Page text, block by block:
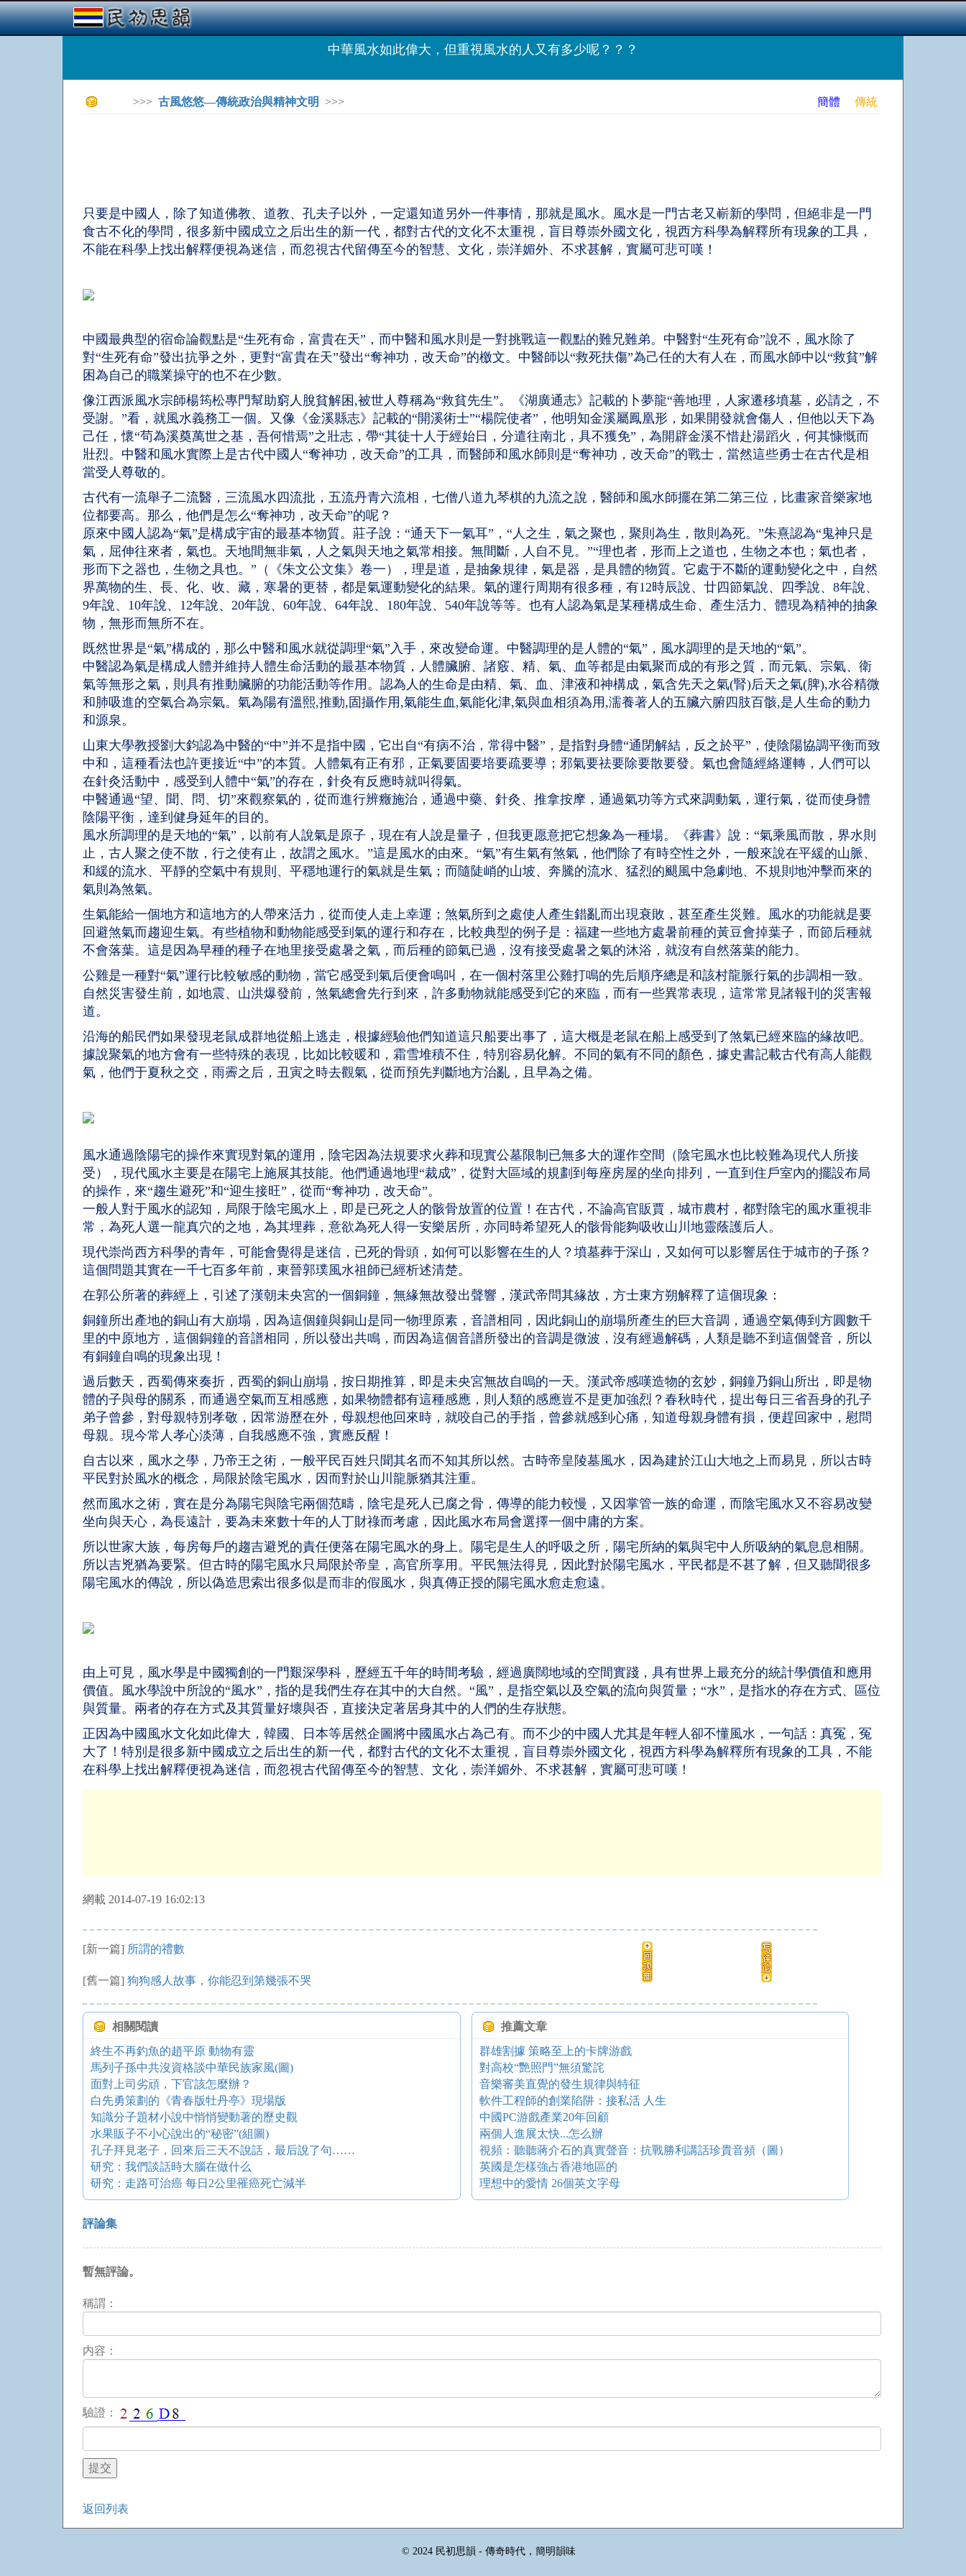
中華風水如此偉大，但重視風水的人又有多少呢？？？
>>> 古風悠悠—傳統政治與精神文明 >>> 簡體 傳統
只要是中國人，除了知道佛教、道教、孔夫子以外，一定還知道另外一件事情，那就是風水。風水是一門古老又嶄新的學問，但絕非是一門
食古不化的學問，很多新中國成立之后出生的新一代，都對古代的文化不太重視，盲目尊崇外國文化，視西方科學為解釋所有現象的工具，
不能在科學上找出解釋便視為迷信，而忽視古代留傳至今的智慧、文化，崇洋媚外、不求甚解，實屬可悲可嘆！
中國最典型的宿命論觀點是“生死有命，富貴在天”，而中醫和風水則是一對挑戰這一觀點的難兄難弟。中醫對“生死有命”說不，風水除了
對“生死有命”發出抗爭之外，更對“富貴在天”發出“奪神功，改天命”的檄文。中醫師以“救死扶傷”為己任的大有人在，而風水師中以“救貧”解
困為自己的職業操守的也不在少數。
像江西派風水宗師楊筠松專門幫助窮人脫貧解困,被世人尊稱為“救貧先生”。《湖廣通志》記載的卜夢龍“善地理，人家遷移墳墓，必請之，不
受謝。”看，就風水義務工一個。又像《金溪縣志》記載的“開溪術士”“楊院使者”，他明知金溪屬鳳凰形，如果開發就會傷人，但他以天下為
己任，懷“茍為溪奠萬世之基，吾何惜焉”之壯志，帶“其徒十人于經始日，分遣往南北，具不獲免”，為開辟金溪不惜赴湯蹈火，何其慷慨而
壯烈。中醫和風水實際上是古代中國人“奪神功，改天命”的工具，而醫師和風水師則是“奪神功，改天命”的戰士，當然這些勇士在古代是相
當受人尊敬的。
古代有一流舉子二流醫，三流風水四流批，五流丹青六流相，七僧八道九琴棋的九流之說，醫師和風水師擺在第二第三位，比畫家音樂家地
位都要高。那么，他們是怎么“奪神功，改天命”的呢？
原來中國人認為“氣”是構成宇宙的最基本物質。莊子說：“通天下一氣耳”，“人之生，氣之聚也，聚則為生，散則為死。”朱熹認為“鬼神只是
氣，屈伸往來者，氣也。天地間無非氣，人之氣與天地之氣常相接。無間斷，人自不見。”“理也者，形而上之道也，生物之本也；氣也者，
形而下之器也，生物之具也。”（《朱文公文集》卷一），理是道，是抽象規律，氣是器，是具體的物質。它處于不斷的運動變化之中，自然
界萬物的生、長、化、收、藏，寒暑的更替，都是氣運動變化的結果。氣的運行周期有很多種，有12時辰說、廿四節氣說、四季說、8年說、
9年說、10年說、12年說、20年說、60年說、64年說、180年說、540年說等等。也有人認為氣是某種構成生命、產生活力、體現為精神的抽象
物，無形而無所不在。
既然世界是“氣”構成的，那么中醫和風水就從調理“氣”入手，來改變命運。中醫調理的是人體的“氣”，風水調理的是天地的“氣”。
中醫認為氣是構成人體并維持人體生命活動的最基本物質，人體臟腑、諸竅、精、氣、血等都是由氣聚而成的有形之質，而元氣、宗氣、衛
氣等無形之氣，則具有推動臟腑的功能活動等作用。認為人的生命是由精、氣、血、津液和神構成，氣含先天之氣(腎)后天之氣(脾),水谷精微
和肺吸進的空氣合為宗氣。氣為陽有溫熙,推動,固攝作用,氣能生血,氣能化津,氣與血相須為用,濡養著人的五臟六腑四肢百骸,是人生命的動力
和源泉。
山東大學教授劉大鈞認為中醫的“中”并不是指中國，它出自“有病不治，常得中醫”，是指對身體“通閉解結，反之於平”，使陰陽協調平衡而致
中和，這種看法也許更接近“中”的本質。人體氣有正有邪，正氣要固要培要疏要導；邪氣要祛要除要散要發。氣也會隨經絡運轉，人們可以
在針灸活動中，感受到人體中“氣”的存在，針灸有反應時就叫得氣。
中醫通過“望、聞、問、切”來觀察氣的，從而進行辨癥施治，通過中藥、針灸、推拿按摩，通過氣功等方式來調動氣，運行氣，從而使身體
陰陽平衡，達到健身延年的目的。
風水所調理的是天地的“氣”，以前有人說氣是原子，現在有人說是量子，但我更愿意把它想象為一種場。《葬書》說：“氣乘風而散，界水則
止，古人聚之使不散，行之使有止，故謂之風水。”這是風水的由來。“氣”有生氣有煞氣，他們除了有時空性之外，一般來說在平緩的山脈、
和緩的流水、平靜的空氣中有規則、平穩地運行的氣就是生氣；而隨陡峭的山坡、奔騰的流水、猛烈的颶風中急劇地、不規則地沖擊而來的
氣則為煞氣。
生氣能給一個地方和這地方的人帶來活力，從而使人走上幸運；煞氣所到之處使人產生錯亂而出現衰敗，甚至產生災難。風水的功能就是要
回避煞氣而趨迎生氣。有些植物和動物能感受到氣的運行和存在，比較典型的例子是：福建一些地方處暑前種的黃豆會掉葉子，而節后種就
不會落葉。這是因為早種的種子在地里接受處暑之氣，而后種的節氣已過，沒有接受處暑之氣的沐浴，就沒有自然落葉的能力。
公雞是一種對“氣”運行比較敏感的動物，當它感受到氣后便會鳴叫，在一個村落里公雞打鳴的先后順序總是和該村龍脈行氣的步調相一致。
自然災害發生前，如地震、山洪爆發前，煞氣總會先行到來，許多動物就能感受到它的來臨，而有一些異常表現，這常常見諸報刊的災害報
道。
沿海的船民們如果發現老鼠成群地從船上逃走，根據經驗他們知道這只船要出事了，這大概是老鼠在船上感受到了煞氣已經來臨的緣故吧。
據說聚氣的地方會有一些特殊的表現，比如比較暖和，霜雪堆積不住，特別容易化解。不同的氣有不同的顏色，據史書記載古代有高人能觀
氣，他們于夏秋之交，雨霽之后，丑寅之時去觀氣，從而預先判斷地方治亂，且早為之備。
風水通過陰陽宅的操作來實現對氣的運用，陰宅因為法規要求火葬和現實公墓限制已無多大的運作空間（陰宅風水也比較難為現代人所接
受），現代風水主要是在陽宅上施展其技能。他們通過地理“裁成”，從對大區域的規劃到每座房屋的坐向排列，一直到住戶室內的擺設布局
的操作，來“趨生避死”和“迎生接旺”，從而“奪神功，改天命”。
一般人對于風水的認知，局限于陰宅風水上，即是已死之人的骸骨放置的位置！在古代，不論高官販賈，城市農村，都對陰宅的風水重視非
常，為死人選一龍真穴的之地，為其埋葬，意欲為死人得一安樂居所，亦同時希望死人的骸骨能夠吸收山川地靈蔭護后人。
現代崇尚西方科學的青年，可能會覺得是迷信，已死的骨頭，如何可以影響在生的人？墳墓葬于深山，又如何可以影響居住于城市的子孫？
這個問題其實在一千七百多年前，東晉郭璞風水祖師已經析述清楚。
在郭公所著的葬經上，引述了漢朝未央宮的一個銅鐘，無緣無故發出聲響，漢武帝問其緣故，方士東方朔解釋了這個現象：
銅鐘所出產地的銅山有大崩塌，因為這個鐘與銅山是同一物理原素，音譜相同，因此銅山的崩塌所產生的巨大音調，通過空氣傳到方圓數千
里的中原地方，這個銅鐘的音譜相同，所以發出共鳴，而因為這個音譜所發出的音調是微波，沒有經過解碼，人類是聽不到這個聲音，所以
有銅鐘自鳴的現象出現！
過后數天，西蜀傳來奏折，西蜀的銅山崩塌，按日期推算，即是未央宮無故自嗚的一天。漢武帝感嘆造物的玄妙，銅鐘乃銅山所出，即是物
體的子與母的關系，而通過空氣而互相感應，如果物體都有這種感應，則人類的感應豈不是更加強烈？春秋時代，提出每日三省吾身的孔子
弟子曾參，對母親特別孝敬，因常游歷在外，母親想他回來時，就咬自己的手指，曾參就感到心痛，知道母親身體有損，便趕回家中，慰問
母親。現今常人孝心淡薄，自我感應不強，實應反醒！
自古以來，風水之學，乃帝王之術，一般平民百姓只聞其名而不知其所以然。古時帝皇陵墓風水，因為建於江山大地之上而易見，所以古時
平民對於風水的概念，局限於陰宅風水，因而對於山川龍脈猶其注重。
然而風水之術，實在是分為陽宅與陰宅兩個范疇，陰宅是死人已腐之骨，傳導的能力較慢，又因掌管一族的命運，而陰宅風水又不容易改變
坐向與天心，為長遠計，要為未來數十年的人丁財祿而考慮，因此風水布局會選擇一個中庸的方案。
所以世家大族，每房每戶的趨吉避兇的責任便落在陽宅風水的身上。陽宅是生人的呼吸之所，陽宅所納的氣與宅中人所吸納的氣息息相關。
所以吉兇猶為要緊。但古時的陽宅風水只局限於帝皇，高官所享用。平民無法得見，因此對於陽宅風水，平民都是不甚了解，但又聽聞很多
陽宅風水的傳說，所以偽造思索出很多似是而非的假風水，與真傳正授的陽宅風水愈走愈遠。
由上可見，風水學是中國獨創的一門艱深學科，歷經五千年的時間考驗，經過廣闊地域的空間實踐，具有世界上最充分的統計學價值和應用
價值。風水學說中所說的“風水”，指的是我們生存在其中的大自然。“風”，是指空氣以及空氣的流向與質量；“水”，是指水的存在方式、區位
與質量。兩者的存在方式及其質量好壞與否，直接決定著居身其中的人們的生存狀態。
正因為中國風水文化如此偉大，韓國、日本等居然企圖將中國風水占為己有。而不少的中國人尤其是年輕人卻不懂風水，一句話：真冤，冤
大了！特別是很多新中國成立之后出生的新一代，都對古代的文化不太重視，盲目尊崇外國文化，視西方科學為解釋所有現象的工具，不能
在科學上找出解釋便視為迷信，而忽視古代留傳至今的智慧、文化，崇洋媚外、不求甚解，實屬可悲可嘆！
網載 2014-07-19 16:02:13
[新一篇] 所謂的禮數
[舊一篇] 狗狗感人故事，你能忍到第幾張不哭
相關閱讀
終生不再釣魚的趙平原 動物有靈
馬列子孫中共沒資格談中華民族家風(圖)
面對上司劣頑，下官該怎麼辦？
白先勇策劃的《青春版牡丹亭》現場版
知識分子題材小說中悄悄變動著的歷史觀
水果販子不小心說出的“秘密”(組圖)
孔子拜見老子，回來后三天不說話，最后說了句……
研究：我們談話時大腦在做什么
研究：走路可治癌 每日2公里罹癌死亡減半
推薦文章
群雄割據 策略至上的卡牌游戲
對高校“艷照門”無須驚詫
音樂審美直覺的發生規律與特征
軟件工程師的創業陷阱：接私活 人生
中國PC游戲產業20年回顧
兩個人進展太快...怎么辦
視頻：聽聽蔣介石的真實聲音：抗戰勝利講話珍貴音頻（圖）
英國是怎樣強占香港地區的
理想中的愛情 26個英文字母
評論集
暫無評論。
稱謂：
内容：
驗證：
返回列表
© 2024 民初思韻 - 傳奇時代，簡明韻味